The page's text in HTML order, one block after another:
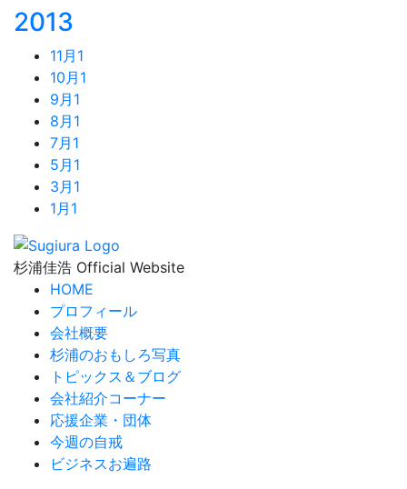
2013
11月 1
10月 1
9月 1
8月 1
7月 1
5月 1
3月 1
1月 1
杉浦佳浩 Official Website
HOME
プロフィール
会社概要
杉浦のおもしろ写真
トピックス＆ブログ
会社紹介コーナー
応援企業・団体
今週の自戒
ビジネスお遍路